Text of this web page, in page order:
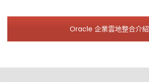
Oracle 企業雲地整合介紹